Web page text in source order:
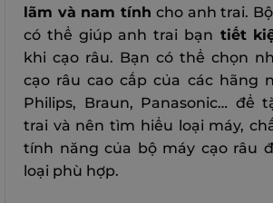
lãm và nam tính cho anh trai.
có thể giúp anh trai bạn tiết
khi cạo râu. Bạn có thể chọn
cạo râu cao cấp của các hãng
Philips, Braun, Panasonic… để
trai và nên tìm hiểu loại máy,
tính năng của bộ máy cạo râu
loại phù hợp.